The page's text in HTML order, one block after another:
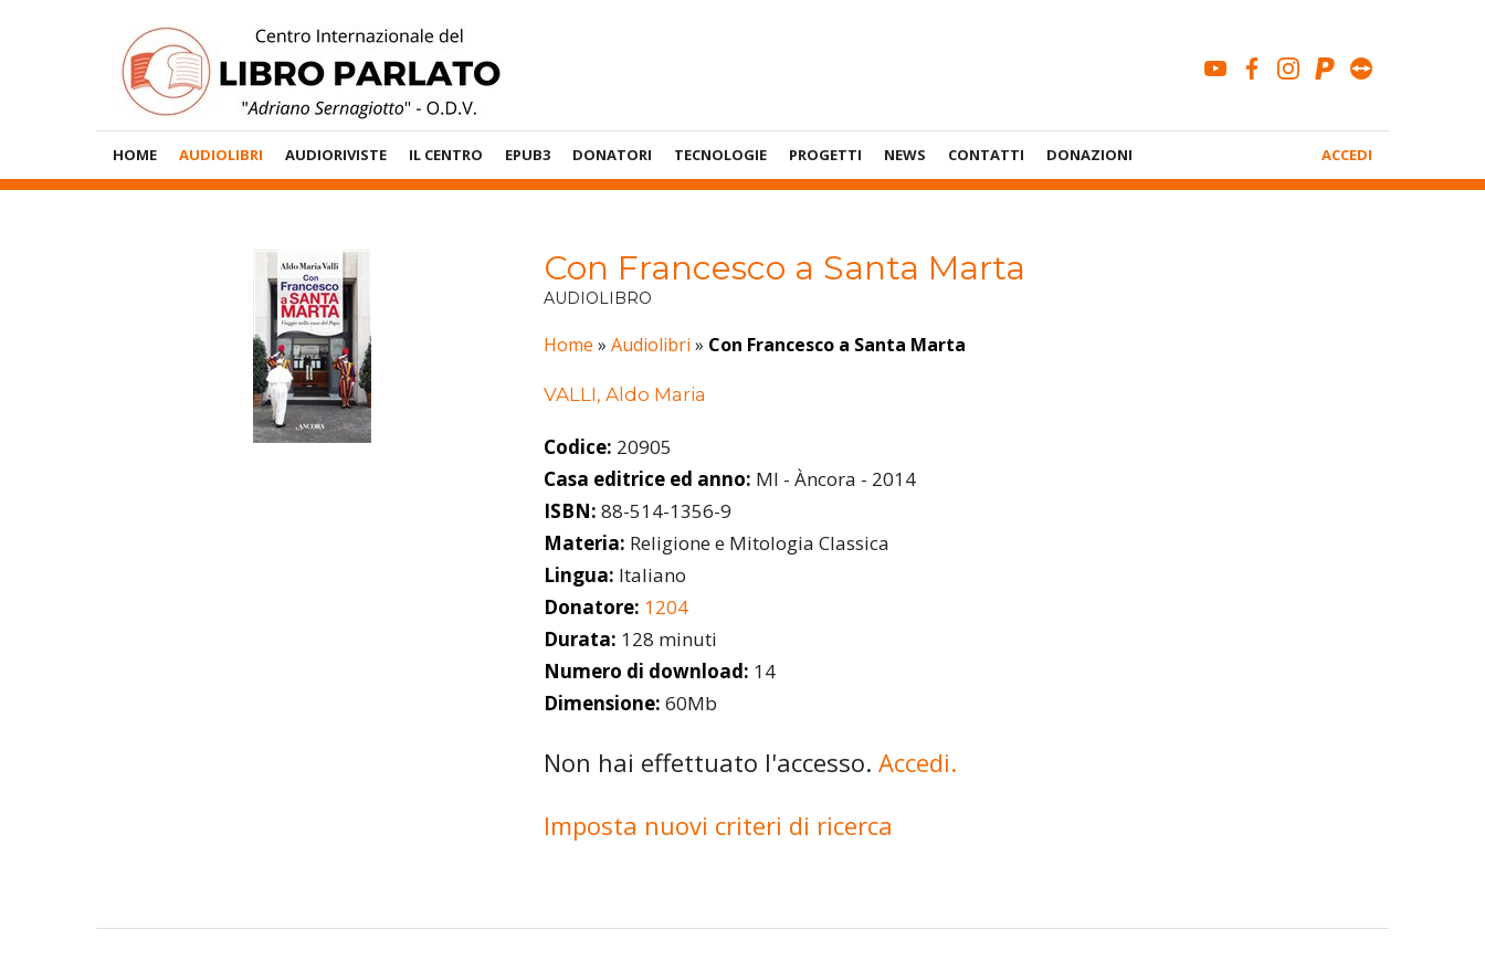
youtubefacebook
instagram
paypal
Menù
Principale
HOME AUDIOLIBRI AUDIORIVISTE IL CENTRO EPUB3 DONATORI TECNOLOGIE PROGETTI NEWS CONTATTI DONAZIONI
Account
ACCEDI
Con Francesco a Santa Marta
AUDIOLIBRO
Home » Audiolibri » Con Francesco a Santa Marta
VALLI, Aldo Maria
Codice: 20905
Casa editrice ed anno: MI - Àncora - 2014
ISBN: 88-514-1356-9
Materia: Religione e Mitologia Classica
Lingua: Italiano
Donatore: 1204
Durata: 128 minuti
Numero di download: 14
Dimensione: 60Mb
Non hai effettuato l'accesso. Accedi.
Imposta nuovi criteri di ricerca